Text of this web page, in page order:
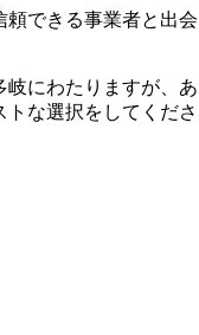
できる事業者と出会
にわたりますが、
な選択をしてくださ